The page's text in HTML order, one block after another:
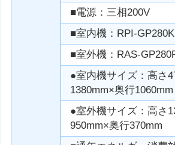
■電源：三相200V
■室内機：RPI-GP280K
■室外機：RAS-
●室内機サイズ：高さ
1380mm×奥行1060mm
●室外機サイズ：高さ
950mm×奥行370mm